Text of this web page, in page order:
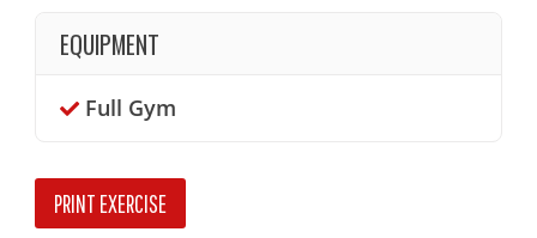
EQUIPMENT
Full Gym
PRINT EXERCISE